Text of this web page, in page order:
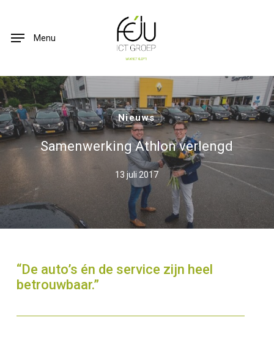
main
Menu
Nieuws
Samenwerking Athlon verlengd
13 juli 2017
“De auto’s én de service zijn heel
betrouwbaar.”